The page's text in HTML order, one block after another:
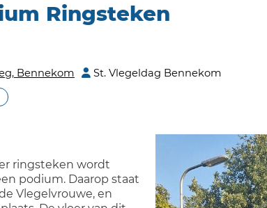
Ringsteken
Bennekom
St. Vlegeldag Bennekom
ringsteken wordt
podium. Daarop staat
Vlegelvrouwe, en